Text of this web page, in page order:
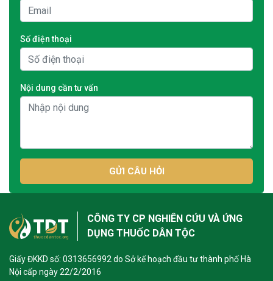
Số điện thoại
Nội dung cần tư vấn
GỬI CÂU HỎI
CÔNG TY CP NGHIÊN CỨU VÀ ỨNG
DỤNG THUỐC DÂN TỘC
Giấy ĐKKD số: 0313656992 do Sở kế hoạch đầu tư thành phố Hà
Nội cấp ngày 22/2/2016